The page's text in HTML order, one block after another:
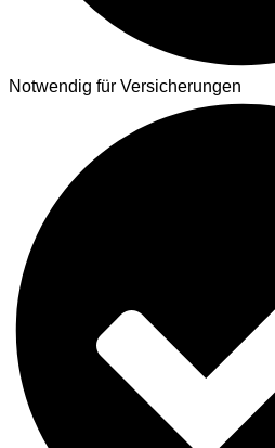
Notwendig für Versicherungen